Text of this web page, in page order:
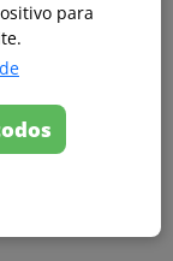
para
senha